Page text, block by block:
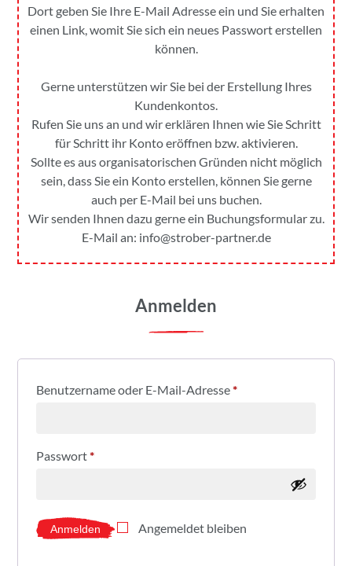
Dort geben Sie Ihre E-Mail Adresse ein und Sie erhalten
einen Link, womit Sie sich ein neues Passwort erstellen
können.
Gerne unterstützen wir Sie bei der Erstellung Ihres
Kundenkontos.
Rufen Sie uns an und wir erklären Ihnen wie Sie Schritt
für Schritt ihr Konto eröffnen bzw. aktivieren.
Sollte es aus organisatorischen Gründen nicht möglich
sein, dass Sie ein Konto erstellen, können Sie gerne
auch per E-Mail bei uns buchen.
Wir senden Ihnen dazu gerne ein Buchungsformular zu.
E-Mail an: info@strober-partner.de
Anmelden
Benutzername oder E-Mail-Adresse*
Passwort*
Anmelden Angemeldet bleiben